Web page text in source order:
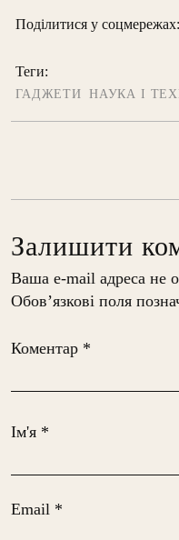
Поділитися у соцмережах:
Теги:
ГАДЖЕТИ НАУКА І
Залишити
Ваша e-mail адреса не
Обов’язкові поля
Коментар *
Ім'я *
Email *